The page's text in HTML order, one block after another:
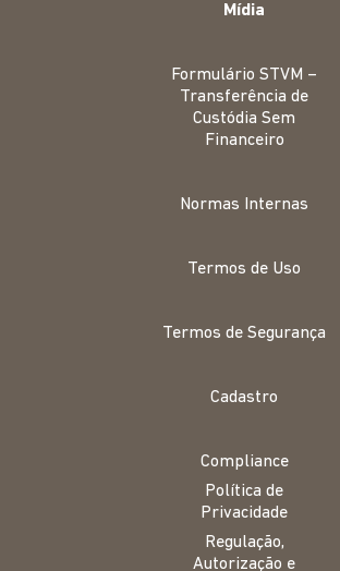
Mídia
Formulário STVM –
Transferência de
Custódia Sem
Financeiro
Normas Internas
Termos de Uso
Termos de Segurança
Cadastro
Compliance
Política de
Privacidade
Regulação,
Autorização e